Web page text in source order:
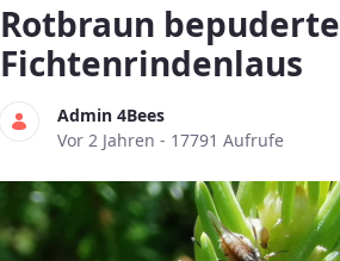
Rotbraun bepuderte
Fichtenrindenlaus
Admin 4Bees
Publikationsdatum
Vor 2 Jahren - 17791 Aufrufe